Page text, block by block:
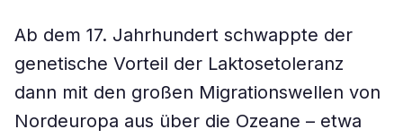
Ab dem 17. Jahrhundert schwappte der
genetische Vorteil der Laktosetoleranz
dann mit den großen Migrationswellen von
Nordeuropa aus über die Ozeane – etwa